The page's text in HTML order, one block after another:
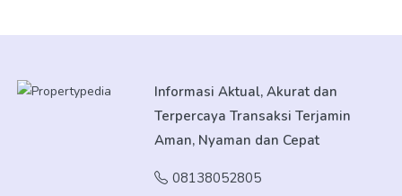
Informasi Aktual, Akurat dan
Terpercaya Transaksi Terjamin
Aman, Nyaman dan Cepat
08138052805